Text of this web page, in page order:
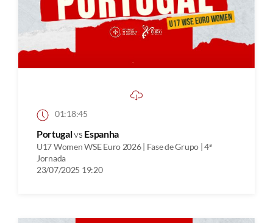
01:18:45
Portugalvs Espanha
U17 Women WSE Euro 2026 | Fase de Grupo | 4ª
Jornada
23/07/2025 19:20